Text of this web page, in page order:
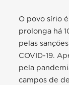
O povo sírio
prolonga há
pelas
COVID-19.
pela
campos de